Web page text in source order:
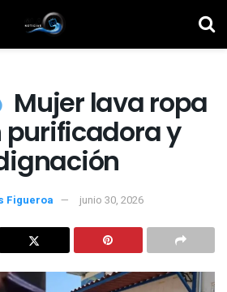
Mujer lava ropa
purificadora y
Figueroa junio 30, 2026